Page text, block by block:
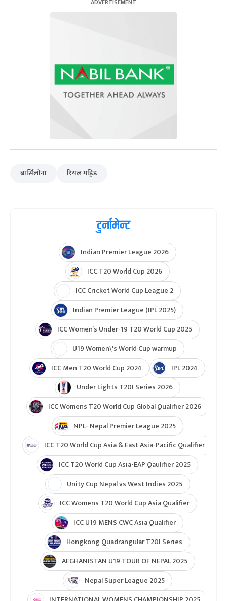
रियल मड्रिड
टुर्नामेन्ट
Indian Premier League 2026
ICC T20 World Cup 2026
ICC Cricket World Cup League 2
Indian Premier League (IPL 2025)
ICC Women’s Under-19 T20 World Cup 2025
U19 Women\'s World Cup warmup
ICC Men T20 World Cup 2024
IPL 2024
Under Lights T20I Series 2026
ICC Womens T20 World Cup Global Qualifier 2026
NPL- Nepal Premier League 2025